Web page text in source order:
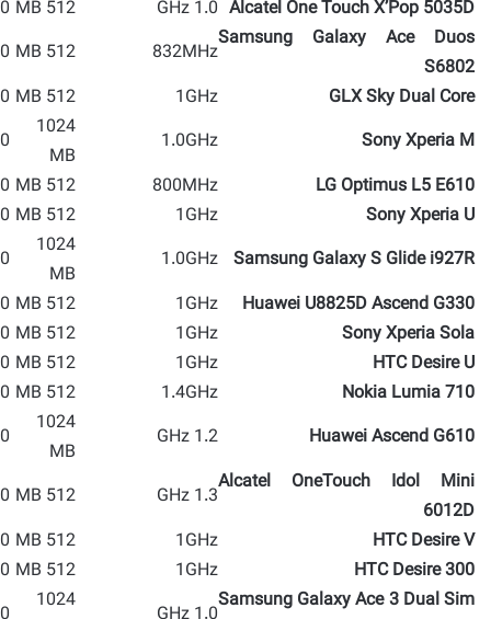
Alcatel One Touch X’Pop 5035D
1.0 GHz
512 MB
Samsung Galaxy Ace Duos
S6802
832MHz
512 MB
GLX Sky Dual Core
1GHz
512 MB
Sony Xperia M
1.0GHz
1024
MB
LG Optimus L5 E610
800MHz
512 MB
Sony Xperia U
1GHz
512 MB
Samsung Galaxy S Glide i927R
1.0GHz
1024
MB
Huawei U8825D Ascend G330
1GHz
512 MB
Sony Xperia Sola
1GHz
512 MB
HTC Desire U
1GHz
512 MB
Nokia Lumia 710
1.4GHz
512 MB
Huawei Ascend G610
1.2 GHz
1024
MB
Alcatel OneTouch Idol Mini
6012D
1.3 GHz
512 MB
HTC Desire V
1GHz
512 MB
HTC Desire 300
1GHz
512 MB
Samsung Galaxy Ace 3 Dual Sim
1024